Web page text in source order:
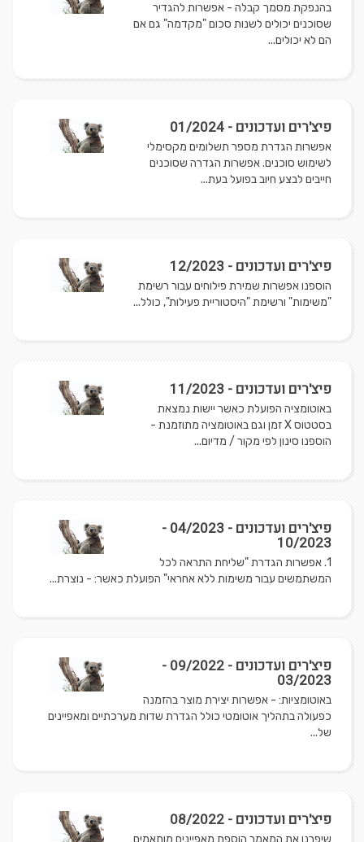
בהנפקת מסמך קבלה - אפשרות להגדיר
שסוכנים יכולים לשנות סכום "מקדמה" גם אם
הם לא יכולים...
פיצ'רים ועדכונים - 01/2024
אפשרות הגדרת מספר תשלומים מקסימלי
לשימוש סוכנים. אפשרות הגדרה שסוכנים
חייבים לבצע חיוב בפועל בעת...
פיצ'רים ועדכונים - 12/2023
הוספנו אפשרות שמירת פילוחים עבור רשימת
"משימות" ורשימת "היסטוריית פעילות", כולל...
פיצ'רים ועדכונים - 11/2023
באוטומציה הפועלת כאשר יישות נמצאת
בסטטוס X זמן וגם באוטומציה מתוזמנת -
הוספנו סינון לפי מקור / מדיום...
פיצ'רים ועדכונים - 04/2023 -
10/2023
1. אפשרות הגדרת "שליחת התראה לכל
המשתמשים עבור משימות ללא אחראי" הפועלת כאשר: - נוצרת...
פיצ'רים ועדכונים - 09/2022 -
03/2023
באוטומציות: - אפשרות יצירת מוצר בהזמנה
כפעולה בתהליך אוטומטי כולל הגדרת שדות מערכתיים ומאפיינים
של...
פיצ'רים ועדכונים - 08/2022
שיפרנו את המאמר הוספת מאפיינים מותאמים